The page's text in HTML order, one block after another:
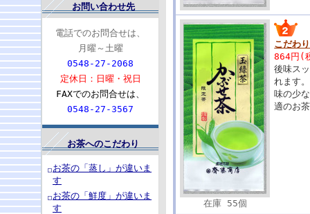
お問い合わせ先
電話でのお問合せは、
月曜～土曜
0548-27-2068
定休日：日曜・祝日
FAXでのお問合せは、
0548-27-3567
お茶へのこだわり
お茶の「蒸し」が違いま
す
お茶の「鮮度」が違いま
す
在庫 55個
こだわ
864円(
後味ス
れます
味の少
適のお